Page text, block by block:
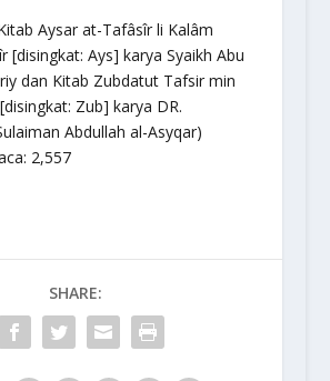
Aysar at-Tafâsîr li Kalâm
[disingkat: Ays] karya Syaikh Abu
dan Kitab Zubdatut Tafsir min
Zub] karya DR.
Abdullah al-Asyqar)
2,557
SHARE: